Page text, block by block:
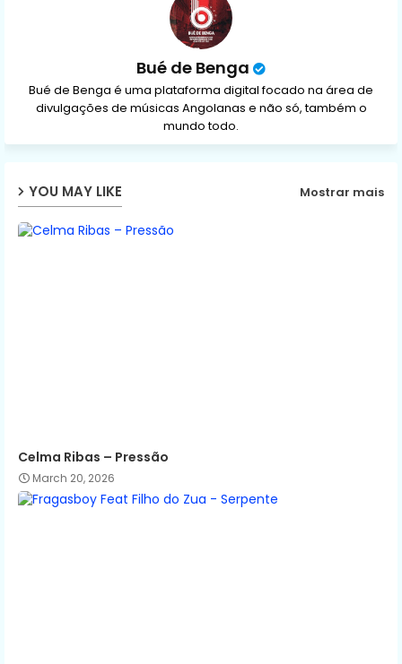
Bué de Benga
Bué de Benga é uma plataforma digital focado na área de
divulgações de músicas Angolanas e não só, também o
mundo todo.
YOU MAY LIKE Mostrar mais
Celma Ribas – Pressão
March 20, 2026